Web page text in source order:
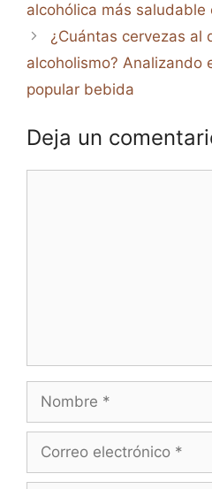
alcohólica más saludable
¿Cuántas cervezas al
alcoholismo? Analizando
popular bebida
Deja un
electrónico